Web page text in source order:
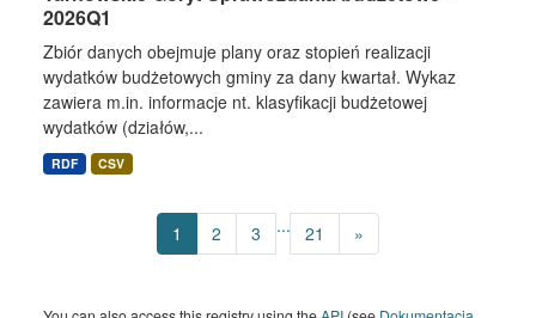
2026Q1
Zbiór danych obejmuje plany oraz stopień realizacji
wydatków budżetowych gminy za dany kwartał. Wykaz
zawiera m.in. informacje nt. klasyfikacji budżetowej
wydatków (działów,...
RDF CSV
1 2 3 ... 21 »